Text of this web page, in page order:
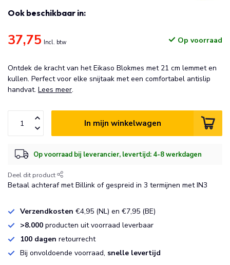
Ook beschikbaar in:
37,75 Incl. btw Op voorraad
Ontdek de kracht van het Eikaso Blokmes met 21 cm lemmet en
kullen. Perfect voor elke snijtaak met een comfortabel antislip
handvat. Lees meer.
In mijn winkelwagen
Op voorraad bij leverancier, levertijd: 4-8 werkdagen
Deel dit product
Betaal achteraf met Billink of gespreid in 3 termijnen met IN3
Verzendkosten €4,95 (NL) en €7,95 (BE)
>8.000 producten uit voorraad leverbaar
100 dagen retourrecht
Bij onvoldoende voorraad, snelle levertijd